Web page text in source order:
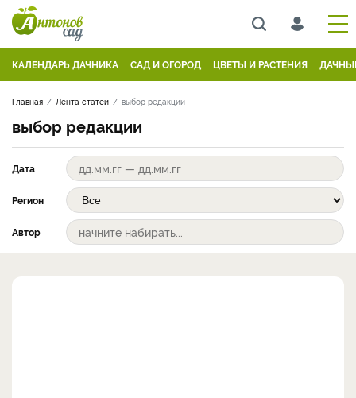
КАЛЕНДАРЬ ДАЧНИКА САД И ОГОРОД ЦВЕТЫ И РАСТЕНИЯ
Главная Лента статей выбор редакции
выбор редакции
Дата
Регион
Автор